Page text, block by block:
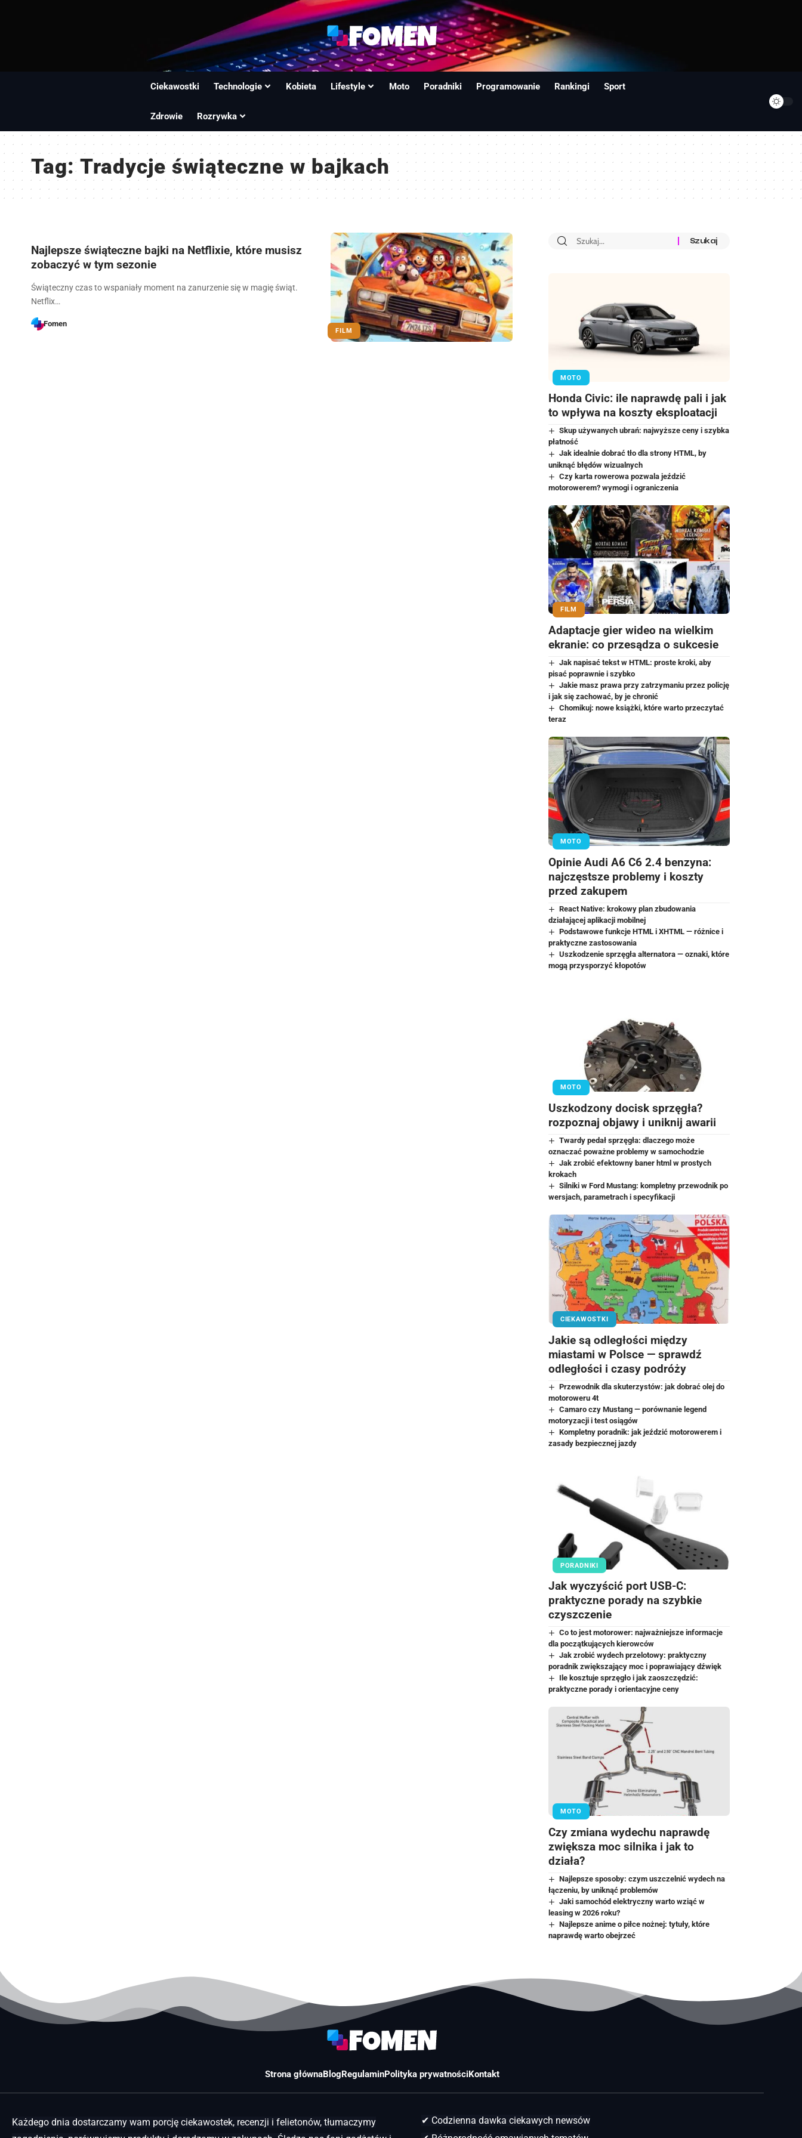
Ciekawostki Technologie Kobieta Lifestyle Moto Poradniki Programowanie Rankingi Sport
Zdrowie Rozrywka
Tag:Tradycje świąteczne w bajkach
FILM
Najlepsze świąteczne bajki na Netflixie, które musisz
zobaczyć w tym sezonie
Świąteczny czas to wspaniały moment na zanurzenie się w magię świąt.
Netflix…
Fomen
MOTO
Honda Civic: ile naprawdę pali i jak
to wpływa na koszty eksploatacji
Skup używanych ubrań: najwyższe ceny i szybka
płatność
Jak idealnie dobrać tło dla strony HTML, by
uniknąć błędów wizualnych
Czy karta rowerowa pozwala jeździć
motorowerem? wymogi i ograniczenia
FILM
Adaptacje gier wideo na wielkim
ekranie: co przesądza o sukcesie
Jak napisać tekst w HTML: proste kroki, aby
pisać poprawnie i szybko
Jakie masz prawa przy zatrzymaniu przez policję
i jak się zachować, by je chronić
Chomikuj: nowe książki, które warto przeczytać
teraz
MOTO
Opinie Audi A6 C6 2.4 benzyna:
najczęstsze problemy i koszty
przed zakupem
React Native: krokowy plan zbudowania
działającej aplikacji mobilnej
Podstawowe funkcje HTML i XHTML — różnice i
praktyczne zastosowania
Uszkodzenie sprzęgła alternatora — oznaki, które
mogą przysporzyć kłopotów
MOTO
Uszkodzony docisk sprzęgła?
rozpoznaj objawy i uniknij awarii
Twardy pedał sprzęgła: dlaczego może
oznaczać poważne problemy w samochodzie
Jak zrobić efektowny baner html w prostych
krokach
Silniki w Ford Mustang: kompletny przewodnik po
wersjach, parametrach i specyfikacji
CIEKAWOSTKI
Jakie są odległości między
miastami w Polsce — sprawdź
odległości i czasy podróży
Przewodnik dla skuterzystów: jak dobrać olej do
motoroweru 4t
Camaro czy Mustang — porównanie legend
motoryzacji i test osiągów
Kompletny poradnik: jak jeździć motorowerem i
zasady bezpiecznej jazdy
PORADNIKI
Jak wyczyścić port USB-C:
praktyczne porady na szybkie
czyszczenie
Co to jest motorower: najważniejsze informacje
dla początkujących kierowców
Jak zrobić wydech przelotowy: praktyczny
poradnik zwiększający moc i poprawiający dźwięk
Ile kosztuje sprzęgło i jak zaoszczędzić:
praktyczne porady i orientacyjne ceny
MOTO
Czy zmiana wydechu naprawdę
zwiększa moc silnika i jak to
działa?
Najlepsze sposoby: czym uszczelnić wydech na
łączeniu, by uniknąć problemów
Jaki samochód elektryczny warto wziąć w
leasing w 2026 roku?
Najlepsze anime o piłce nożnej: tytuły, które
naprawdę warto obejrzeć
Strona głównaBlogRegulaminPolityka prywatnościKontakt
Każdego dnia dostarczamy wam porcję ciekawostek, recenzji i felietonów, tłumaczymy
✔ Codzienna dawka ciekawych newsów